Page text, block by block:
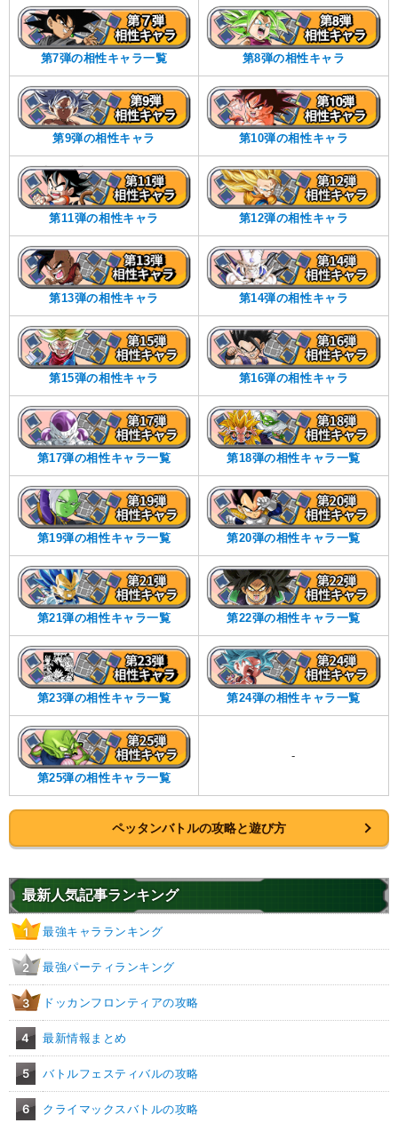
第7弾の相性キャラ一覧 第8弾の相性キャラ
第9弾の相性キャラ 第10弾の相性キャラ
第11弾の相性キャラ 第12弾の相性キャラ
第13弾の相性キャラ 第14弾の相性キャラ
第15弾の相性キャラ 第16弾の相性キャラ
第17弾の相性キャラ一覧 第18弾の相性キャラ一覧
第19弾の相性キャラ一覧 第20弾の相性キャラ一覧
第21弾の相性キャラ一覧 第22弾の相性キャラ一覧
第23弾の相性キャラ一覧 第24弾の相性キャラ一覧
第25弾の相性キャラ一覧
-
ペッタンバトルの攻略と遊び方
最新人気記事ランキング
1 最強キャラランキング
2 最強パーティランキング
3 ドッカンフロンティアの攻略
4 最新情報まとめ
5 バトルフェスティバルの攻略
6 クライマックスバトルの攻略